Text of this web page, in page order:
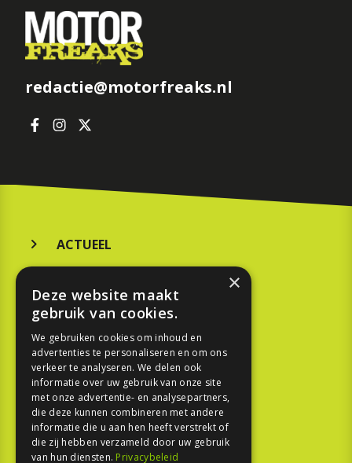
redactie@motorfreaks.nl
ACTUEEL
KOOPGIDS
TESTEN
SPORT
REPORTAGE
TOUREN
×
Deze website maakt
gebruik van cookies.
We gebruiken cookies om inhoud en
advertenties te personaliseren en om ons
verkeer te analyseren. We delen ook
informatie over uw gebruik van onze site
met onze advertentie- en analysepartners,
die deze kunnen combineren met andere
informatie die u aan hen heeft verstrekt of
die zij hebben verzameld door uw gebruik
van hun diensten. Privacybeleid